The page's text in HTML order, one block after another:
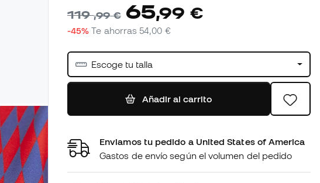
119,99 € 65,99 €
-45% Te ahorras54,00 €
Escoge tu talla
Añadir al carrito
Enviamos tu pedido a United States of America
Gastos de envío según el volumen del pedido